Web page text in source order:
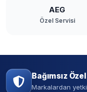
AEG
Özel Servisi
Bağımsız
Markalardan